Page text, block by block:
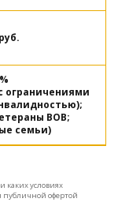
ограничениями
ВОВ;
семьи)
условиях
офертой